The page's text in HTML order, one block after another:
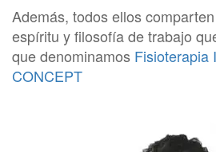
Además, todos ellos
espíritu y filosofía de trabajo
que denominamos Fisioterapia
CONCEPT